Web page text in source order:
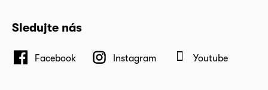
Sledujte nás
Facebook Instagram Youtube